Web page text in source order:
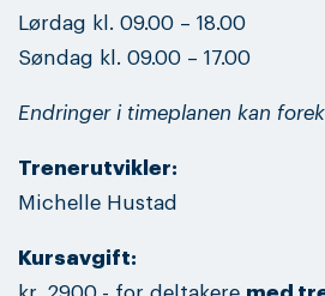
Lørdag kl. 09.00 – 18.00
Søndag kl. 09.00 – 17.00
Endringer i timeplanen kan
Trenerutvikler:
Michelle Hustad
Kursavgift: